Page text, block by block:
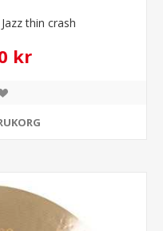
thin crash
kr